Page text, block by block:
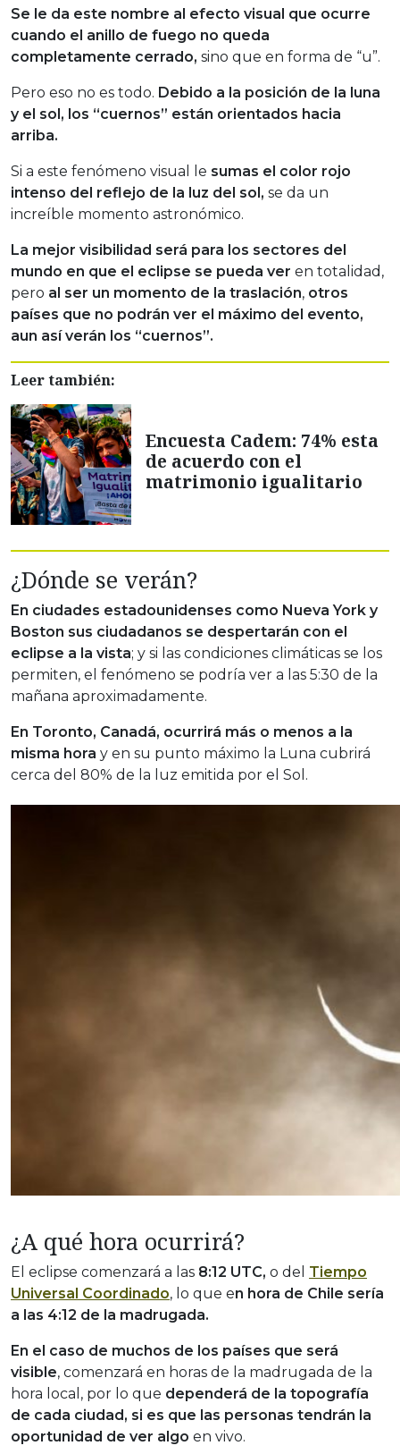
Se le da este nombre al efecto visual que ocurre
cuando el anillo de fuego no queda
completamente cerrado, sino que en forma de “u”.
Pero eso no es todo. Debido a la posición de la luna
y el sol, los “cuernos” están orientados hacia
arriba.
Si a este fenómeno visual le sumas el color rojo
intenso del reflejo de la luz del sol, se da un
increíble momento astronómico.
La mejor visibilidad será para los sectores del
mundo en que el eclipse se pueda ver en totalidad,
pero al ser un momento de la traslación, otros
países que no podrán ver el máximo del evento,
aun así verán los “cuernos”.
Leer también:
Encuesta Cadem: 74% esta
de acuerdo con el
matrimonio igualitario
¿Dónde se verán?
En ciudades estadounidenses como Nueva York y
Boston sus ciudadanos se despertarán con el
eclipse a la vista; y si las condiciones climáticas se los
permiten, el fenómeno se podría ver a las 5:30 de la
mañana aproximadamente.
En Toronto, Canadá, ocurrirá más o menos a la
misma hora y en su punto máximo la Luna cubrirá
cerca del 80% de la luz emitida por el Sol.
¿A qué hora ocurrirá?
El eclipse comenzará a las 8:12 UTC, o del Tiempo
Universal Coordinado, lo que en hora de Chile sería
a las 4:12 de la madrugada.
En el caso de muchos de los países que será
visible, comenzará en horas de la madrugada de la
hora local, por lo que dependerá de la topografía
de cada ciudad, si es que las personas tendrán la
oportunidad de ver algo en vivo.